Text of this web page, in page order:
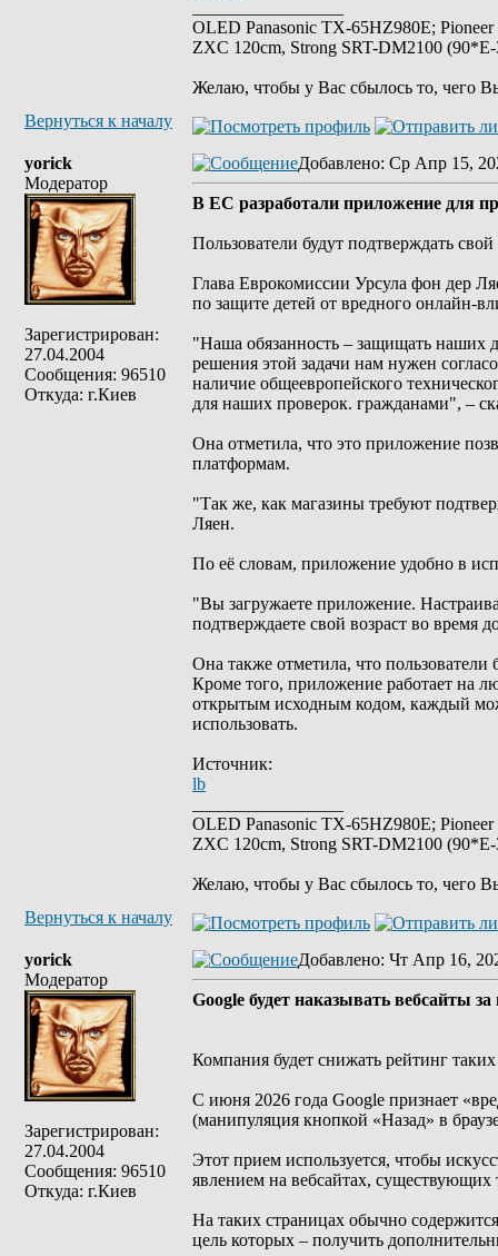
OLED Panasonic TX-65HZ980E;
ZXC 120cm, Strong SRT-DM2100
Желаю, чтобы у Вас сбылось то, чего
Вернуться к началу
yorick
Модератор
Зарегистрирован:
27.04.2004
Сообщения: 96510
Откуда: г.Киев
Добавлено: Ср Апр 15,
В ЕС разработали приложение для
Пользователи будут подтверждать
Глава Еврокомиссии Урсула фон дер
по защите детей от вредного онлайн-
"Наша обязанность – защищать наших
решения этой задачи нам нужен
наличие общеевропейского
для наших проверок. гражданами", –
Она отметила, что это приложение
платформам.
"Так же, как магазины требуют
Ляен.
По её словам, приложение удобно в
"Вы загружаете приложение.
подтверждаете свой возраст во время
Она также отметила, что
Кроме того, приложение работает на
открытым исходным кодом, каждый
использовать.
Источник:
lb
OLED Panasonic TX-65HZ980E;
ZXC 120cm, Strong SRT-DM2100
Желаю, чтобы у Вас сбылось то, чего
Вернуться к началу
yorick
Модератор
Зарегистрирован:
27.04.2004
Сообщения: 96510
Откуда: г.Киев
Добавлено: Чт Апр 16,
Google будет наказывать вебсайты
Компания будет снижать рейтинг
С июня 2026 года Google признает
(манипуляция кнопкой «Назад» в
Этот прием используется, чтобы
явлением на вебсайтах, существующих
На таких страницах обычно
цель которых – получить